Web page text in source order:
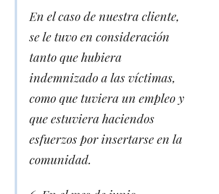
En el caso de nuestra cliente,
se le tuvo en consideración
tanto que hubiera
indemnizado a las víctimas,
como que tuviera un empleo y
que estuviera haciendos
esfuerzos por insertarse en la
comunidad.